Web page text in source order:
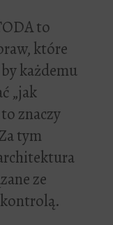
to
które
każdemu
„jak
znaczy
tym
ze